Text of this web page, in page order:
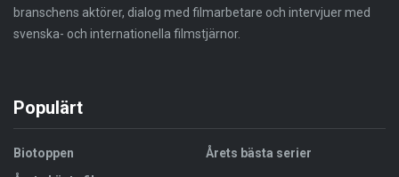
branschens aktörer, dialog med filmarbetare och intervjuer med
svenska- och internationella filmstjärnor.
Populärt
Biotoppen
Årets bästa serier